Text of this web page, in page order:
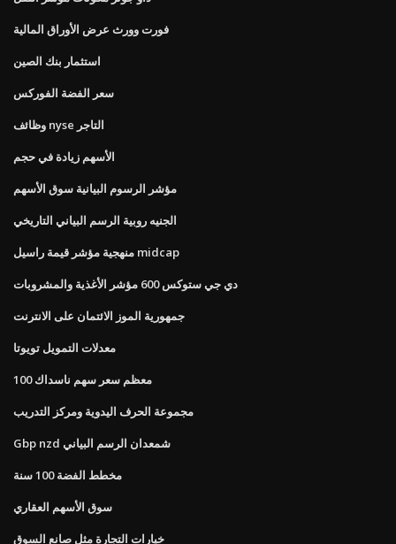
فورت وورث عرض الأوراق المالية
استثمار بنك الصين
سعر الفضة الفوركس
وظائف nyse التاجر
الأسهم زيادة في حجم
مؤشر الرسوم البيانية سوق الأسهم
الجنيه روبية الرسم البياني التاريخي
منهجية مؤشر قيمة راسيل midcap
دي جي ستوكس 600 مؤشر الأغذية والمشروبات
جمهورية الموز الائتمان على الانترنت
معدلات التمويل تويوتا
معظم سعر سهم ناسداك 100
مجموعة الحرف اليدوية ومركز التدريب
Gbp nzd شمعدان الرسم البياني
مخطط الفضة 100 سنة
سوق الأسهم العقاري
خيارات التجارة مثل صانع السوق